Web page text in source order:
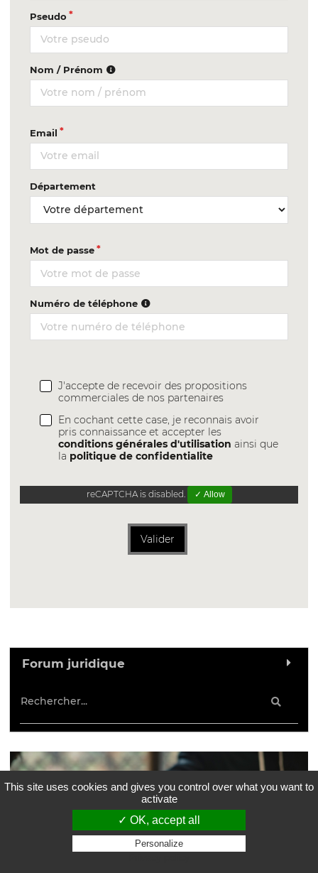
Pseudo
Nom / Prénom
Email
Département
Mot de passe
Numéro de téléphone
J'accepte de recevoir des propositions
commerciales de nos partenaires
En cochant cette case, je reconnais avoir
pris connaissance et accepter les
conditions générales d'utilisation ainsi que
la politique de confidentialite
reCAPTCHA is disabled. ✓ Allow
Valider
Forum juridique
This site uses cookies and gives you control over what you want to
activate
✓ OK, accept all
Personalize